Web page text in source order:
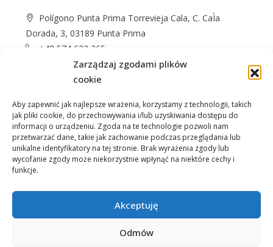
Zarządzaj zgodami plików
cookie
Aby zapewnić jak najlepsze wrażenia, korzystamy z technologii, takich
jak pliki cookie, do przechowywania i/lub uzyskiwania dostępu do
informacji o urządzeniu. Zgoda na te technologie pozwoli nam
przetwarzać dane, takie jak zachowanie podczas przeglądania lub
unikalne identyfikatory na tej stronie. Brak wyrażenia zgody lub
wycofanie zgody może niekorzystnie wpłynąć na niektóre cechy i
funkcje.
Akceptuję
Odmów
Polígono Punta Prima Torrevieja Cala, C. CaÌa
Dorada, 3, 03189 Punta Prima
+48 574 622 365
info@casprom.es
Nieruchomości O Nas Jak kupić Okolica